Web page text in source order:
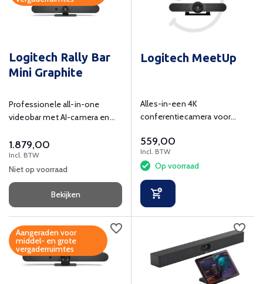
Logitech Rally Bar
Mini Graphite
Professionele all-in-one
videobar met AI-camera en
1.879,00
Incl. BTW
Niet op voorraad
Bekijken
Logitech MeetUp
Alles-in-een 4K
conferentiecamera voor
559,00
Incl. BTW
Op voorraad
Aangeraden voor
middel- en grote
vergaderruimtes